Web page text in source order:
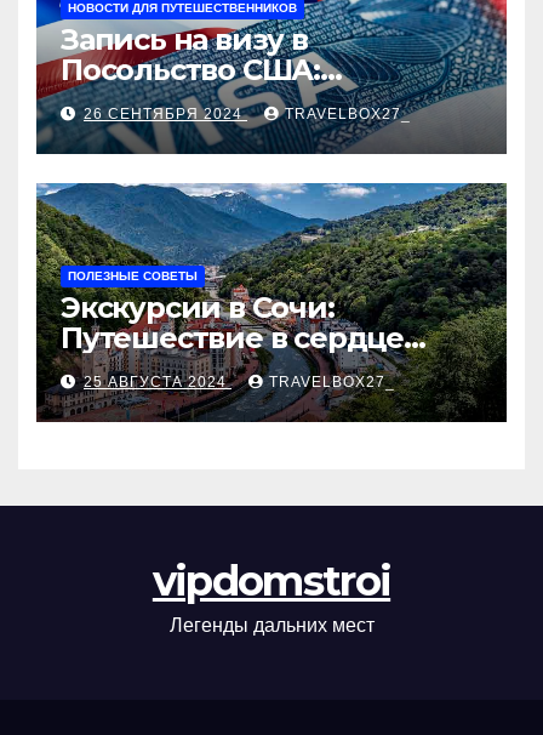
НОВОСТИ ДЛЯ ПУТЕШЕСТВЕННИКОВ
Запись на визу в
Посольство США:
Пошаговое руководство
26 СЕНТЯБРЯ 2024 TRAVELBOX27_
ПОЛЕЗНЫЕ СОВЕТЫ
Экскурсии в Сочи:
Путешествие в сердце
Черноморского курорта
25 АВГУСТА 2024 TRAVELBOX27_
vipdomstroi
Легенды дальних мест